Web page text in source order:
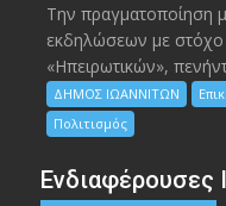
Την πραγματοποίηση
εκδηλώσεων με
«Ηπειρωτικών»,
ΔΗΜΟΣ ΙΩΑΝΝΙΤΩΝ
Πολιτισμός
Ενδιαφέρουσες